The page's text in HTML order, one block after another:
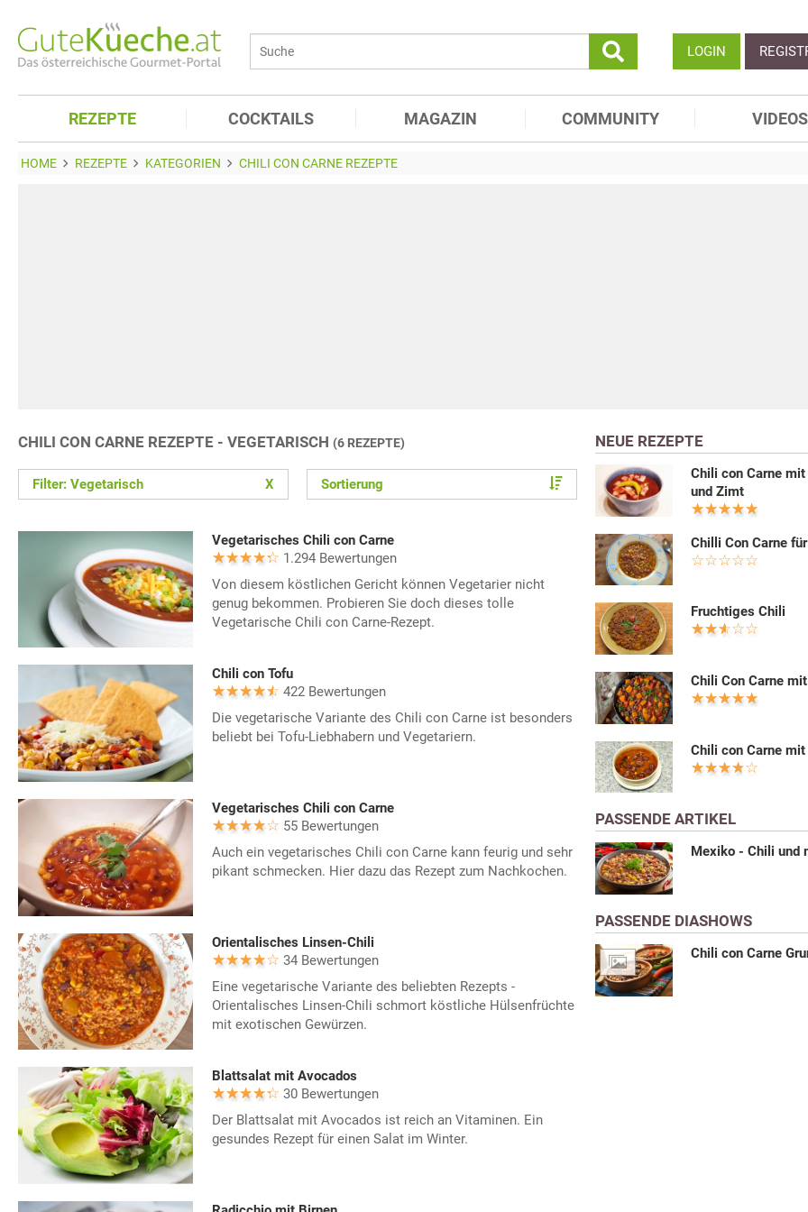
LOGIN
REZEPTE COCKTAILS MAGAZIN COMMUNITY VIDEOS
HOME REZEPTE KATEGORIEN CHILI CON CARNE REZEPTE
CHILI CON CARNE REZEPTE - VEGETARISCH (6 REZEPTE)
Filter: Vegetarisch X Sortierung
Vegetarisches Chili con Carne
1.294 Bewertungen
Von diesem köstlichen Gericht können Vegetarier nicht
genug bekommen. Probieren Sie doch dieses tolle
Vegetarische Chili con Carne-Rezept.
Chili con Tofu
422 Bewertungen
Die vegetarische Variante des Chili con Carne ist besonders
beliebt bei Tofu-Liebhabern und Vegetariern.
Vegetarisches Chili con Carne
55 Bewertungen
Auch ein vegetarisches Chili con Carne kann feurig und sehr
pikant schmecken. Hier dazu das Rezept zum Nachkochen.
Orientalisches Linsen-Chili
34 Bewertungen
Eine vegetarische Variante des beliebten Rezepts -
Orientalisches Linsen-Chili schmort köstliche Hülsenfrüchte
mit exotischen Gewürzen.
Blattsalat mit Avocados
30 Bewertungen
Der Blattsalat mit Avocados ist reich an Vitaminen. Ein
gesundes Rezept für einen Salat im Winter.
NEUE REZEPTE
Chili con Carne
und Zimt
Chilli Con Carne
Fruchtiges Chili
Chili Con Carne
Chili con Carne
PASSENDE ARTIKEL
Mexiko - Chili und
PASSENDE DIASHOWS
Chili con Carne